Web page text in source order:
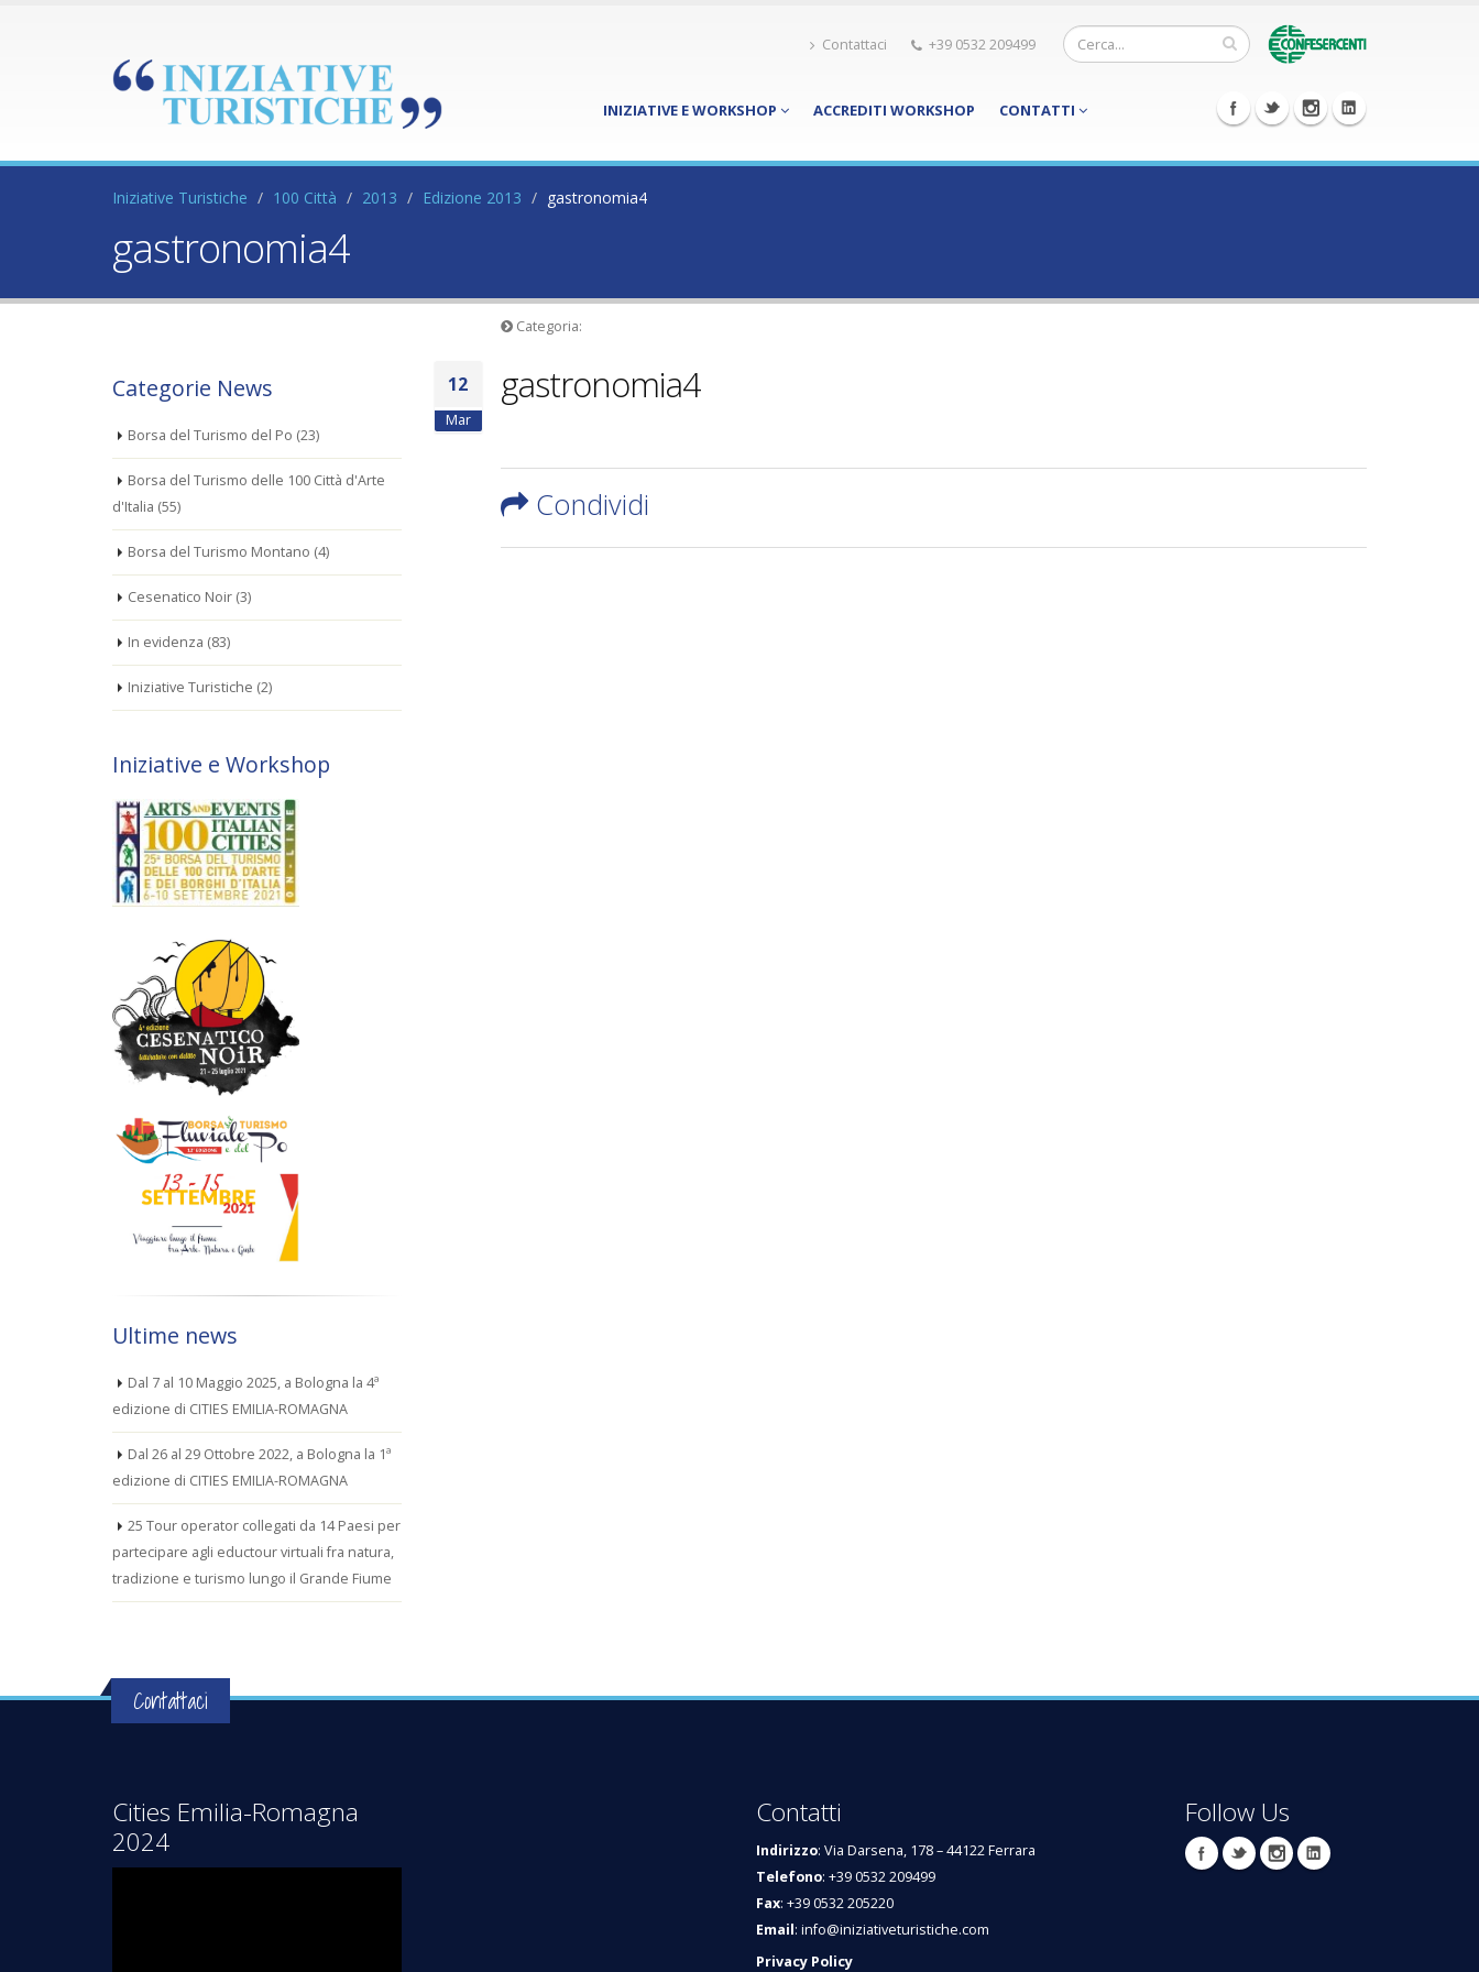
Contattaci +39 0532 209499
INIZIATIVE E WORKSHOP ACCREDITI WORKSHOP CONTATTI
Iniziative Turistiche 100 Città 2013 Edizione 2013 gastronomia4
gastronomia4
Categorie News
Borsa del Turismo del Po (23)
Borsa del Turismo delle 100 Città d'Arte
d'Italia (55)
Borsa del Turismo Montano (4)
Cesenatico Noir (3)
In evidenza (83)
Iniziative Turistiche (2)
Iniziative e Workshop
Ultime news
Dal 7 al 10 Maggio 2025, a Bologna la 4ª
edizione di CITIES EMILIA-ROMAGNA
Dal 26 al 29 Ottobre 2022, a Bologna la 1ª
edizione di CITIES EMILIA-ROMAGNA
25 Tour operator collegati da 14 Paesi per
partecipare agli eductour virtuali fra natura,
tradizione e turismo lungo il Grande Fiume
Categoria:
12
Mar
gastronomia4
Condividi
Contattaci
Cities Emilia-Romagna
2024
Contatti
Indirizzo: Via Darsena, 178 – 44122 Ferrara
Telefono: +39 0532 209499
Fax: +39 0532 205220
Email: info@iniziativeturistiche.com
Privacy Policy
Follow Us